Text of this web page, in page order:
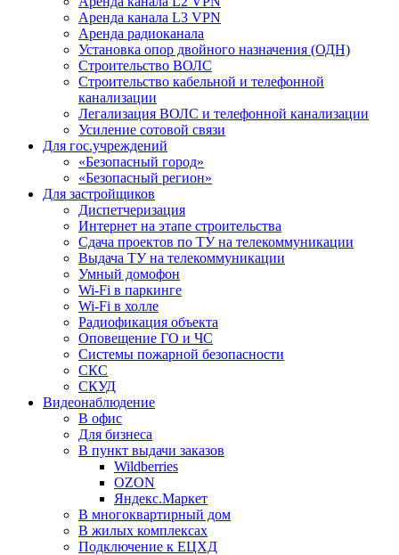
Аренда канала L3 VPN
Аренда радиоканала
Установка опор двойного назначения (ОДН)
Строительство ВОЛС
Строительство кабельной и телефонной
канализации
Легализация ВОЛС и телефонной канализации
Усиление сотовой связи
Для гос.учреждений
«Безопасный город»
«Безопасный регион»
Для застройщиков
Диспетчеризация
Интернет на этапе строительства
Сдача проектов по ТУ на телекоммуникации
Выдача ТУ на телекоммуникации
Умный домофон
Wi-Fi в паркинге
Wi-Fi в холле
Радиофикация объекта
Оповещение ГО и ЧС
Системы пожарной безопасности
СКС
СКУД
Видеонаблюдение
В офис
Для бизнеса
В пункт выдачи заказов
Wildberries
OZON
Яндекс.Маркет
В многоквартирный дом
В жилых комплексах
Подключение к ЕЦХД